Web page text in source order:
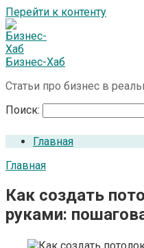
Перейти к контенту
Бизнес-Хаб
Статьи про бизнес в
Поиск:
Главная
Главная
Как создать
руками: